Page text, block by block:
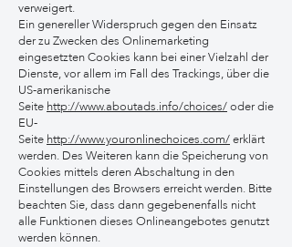
verweigert.
Ein genereller Widerspruch gegen den Einsatz
der zu Zwecken des Onlinemarketing
eingesetzten Cookies kann bei einer Vielzahl der
Dienste, vor allem im Fall des Trackings, über die
US-amerikanische
Seite http://www.aboutads.info/choices/oder die
EU-
Seite http://www.youronlinechoices.com/erklärt
werden. Des Weiteren kann die Speicherung von
Cookies mittels deren Abschaltung in den
Einstellungen des Browsers erreicht werden. Bitte
beachten Sie, dass dann gegebenenfalls nicht
alle Funktionen dieses Onlineangebotes genutzt
werden können.